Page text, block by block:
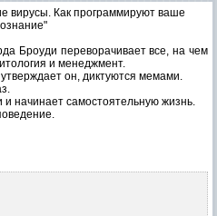
Броуди переворачивает все, на чем
и менеджмент.
он, диктуются мемами.
начинает самостоятельную жизнь.